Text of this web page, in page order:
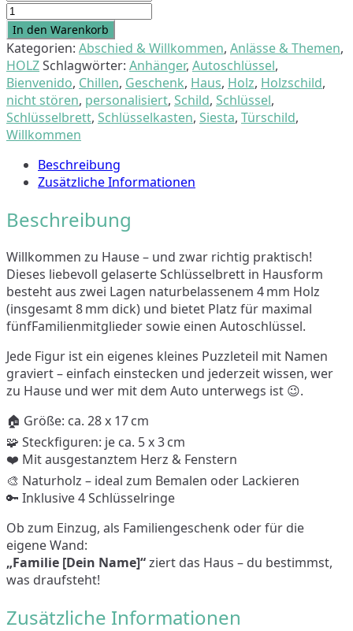
Schlüsselkasten
&
Schlüsselbrett
"Puzzle"
-
personalisiert
Menge
In den Warenkorb
Kategorien: Abschied & Willkommen, Anlässe & Themen,
HOLZSchlagwörter: Anhänger, Autoschlüssel,
Bienvenido, Chillen, Geschenk, Haus, Holz, Holzschild,
nicht stören, personalisiert, Schild, Schlüssel,
Schlüsselbrett, Schlüsselkasten, Siesta, Türschild,
Willkommen
Beschreibung
Zusätzliche Informationen
Beschreibung
Willkommen zu Hause – und zwar richtig praktisch!
Dieses liebevoll gelaserte Schlüsselbrett in Hausform
besteht aus zwei Lagen naturbelassenem 4 mm Holz
(insgesamt 8 mm dick) und bietet Platz für maximal
fünfFamilienmitglieder sowie einen Autoschlüssel.
Jede Figur ist ein eigenes kleines Puzzleteil mit Namen
graviert – einfach einstecken und jederzeit wissen, wer
zu Hause und wer mit dem Auto unterwegs ist 😉.
🏠 Größe: ca. 28 x 17 cm
🧩 Steckfiguren: je ca. 5 x 3 cm
❤️ Mit ausgestanztem Herz & Fenstern
🎨 Naturholz – ideal zum Bemalen oder Lackieren
🔑 Inklusive 4 Schlüsselringe
Ob zum Einzug, als Familiengeschenk oder für die
eigene Wand:
„Familie [Dein Name]“ziert das Haus – du bestimmst,
was draufsteht!
Zusätzliche Informationen